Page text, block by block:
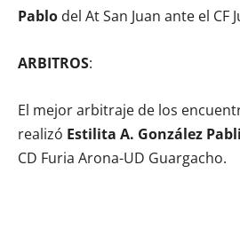
Pablo del At San Juan ante el CF
ARBITROS:
El mejor arbitraje de los
realizó Estilita A. González
CD Furia Arona-UD Guargacho.